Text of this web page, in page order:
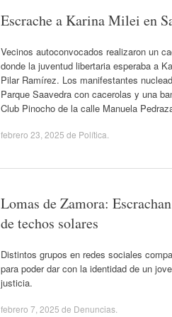
Escrache a Karina Milei en
Vecinos autoconvocados realizaron un
donde la juventud libertaria esperaba a
Pilar Ramírez. Los manifestantes
Parque Saavedra con cacerolas y una
Club Pinocho de la calle Manuela
febrero 23, 2025 de Política
Lomas de Zamora:
de techos solares
Distintos grupos en redes sociales
para poder dar con la identidad de un
justicia.
febrero 7, 2025 de Denuncias